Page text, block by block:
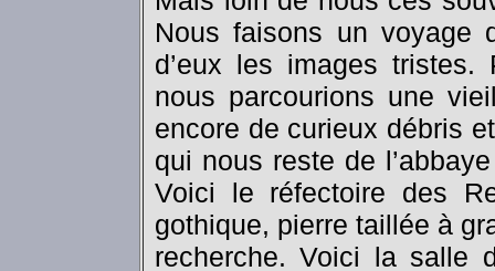
Nous faisons un voyage
d’eux les images
nous parcourions une
encore de curieux débris
qui nous reste de
Voici le réfectoire des
gothique, pierre taillée à
recherche. Voici la salle